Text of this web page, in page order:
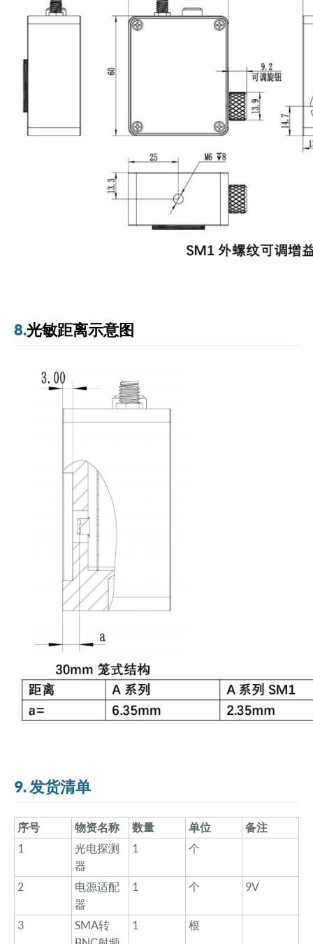
8.光敏距离示意图
9. 发货清单
序号 物资名称 数量 单位
备注
1
光电探测
器
1 个
2
电源适配
器
1 个 9V
3
SMA转
1 根